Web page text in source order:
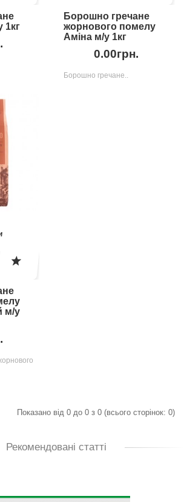
1кг
Борошно гречане
жорнового помелу
Аміна м/у 1кг
0.00грн.
Борошно гречане..
м/у
Показано від 0 до 0 з 0 (всього сторінок: 0)
Рекомендовані статті